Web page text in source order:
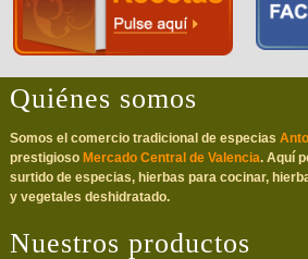
Quiénes somos
Somos el comercio tradicional de especias
prestigioso Mercado Central de Valencia. Aquí
surtido de especias, hierbas para cocinar,
y vegetales deshidratado.
Nuestros productos